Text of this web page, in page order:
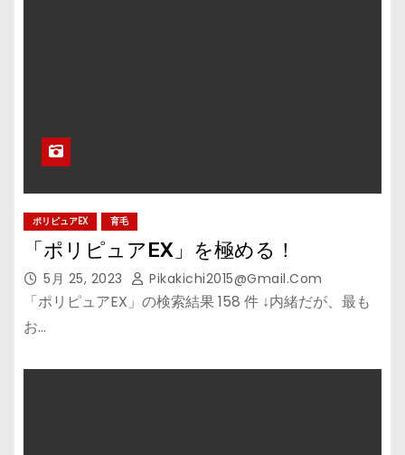
ポリピュアEX 育毛
「ポリピュアEX」を極める！
5月 25, 2023 Pikakichi2015@gmail.com
「ポリピュアEX」の検索結果 158 件 ↓内緒だが、最も
お…